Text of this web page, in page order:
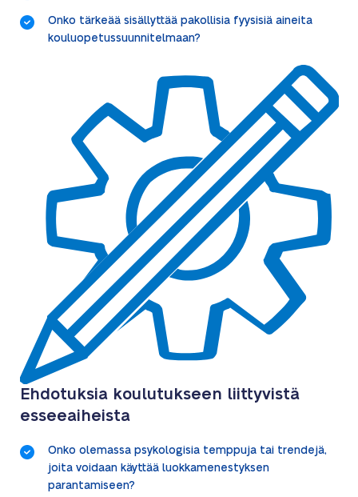
Onko tärkeää sisällyttää pakollisia fyysisiä aineita
kouluopetussuunnitelmaan?
Ehdotuksia koulutukseen liittyvistä
esseeaiheista
Onko olemassa psykologisia temppuja tai trendejä,
joita voidaan käyttää luokkamenestyksen
parantamiseen?